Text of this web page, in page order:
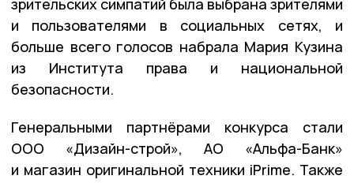
зрительских симпатий была выбрана зрителями
и пользователями в социальных сетях, и
больше всего голосов набрала Мария Кузина
из Института права и национальной
безопасности.
Генеральными партнёрами конкурса стали
ООО «Дизайн-строй», АО «Альфа-Банк»
и магазин оригинальной техники iPrime. Также